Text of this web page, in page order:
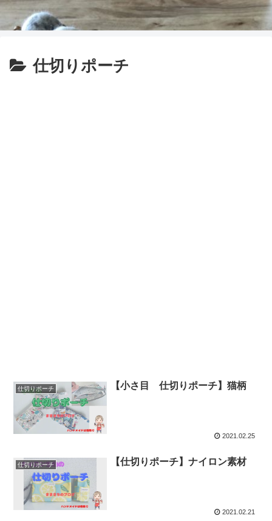
仕切りポーチ
仕切りポーチ 【小さ目 仕切りポーチ】猫柄
2021.02.25
仕切りポーチ 【仕切りポーチ】ナイロン素材
2021.02.21